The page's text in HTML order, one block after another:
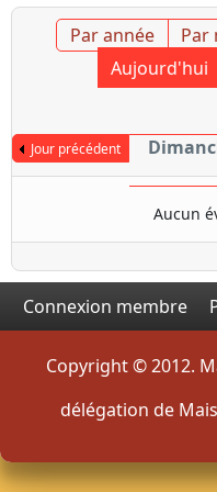
Par année Par
Aujourd'hui
Jour précédent
Aucun
Connexion membre
Copyright © 2012.
délégation de